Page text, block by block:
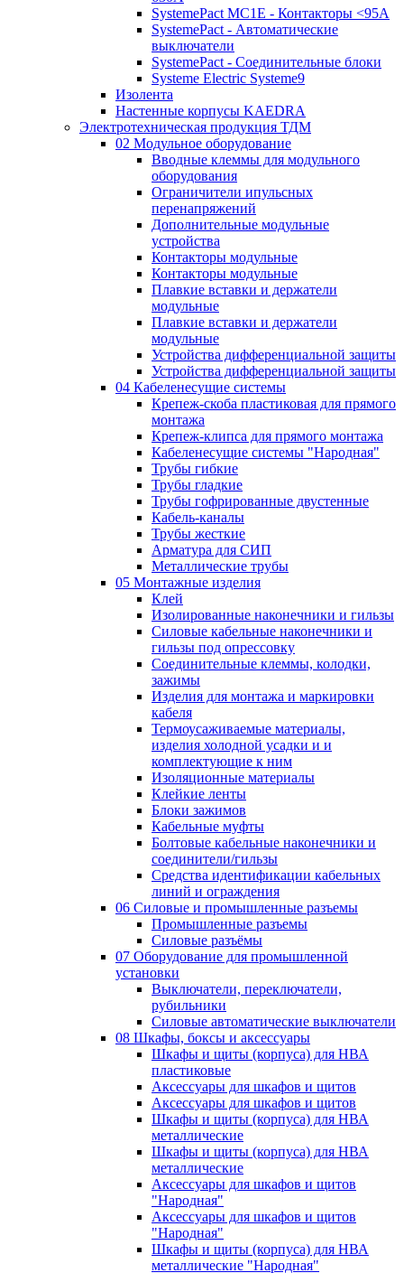
SystemePact MC1E - Контакторы <95A
SystemePact - Автоматические
выключатели
SystemePact - Соединительные блоки
Systeme Electric Systeme9
Изолента
Настенные корпусы KAEDRA
Электротехническая продукция ТДМ
02 Модульное оборудование
Вводные клеммы для модульного
оборудования
Ограничители ипульсных
перенапряжений
Дополнительные модульные
устройства
Контакторы модульные
Контакторы модульные
Плавкие вставки и держатели
модульные
Плавкие вставки и держатели
модульные
Устройства дифференциальной защиты
Устройства дифференциальной защиты
04 Кабеленесущие системы
Крепеж-скоба пластиковая для прямого
монтажа
Крепеж-клипса для прямого монтажа
Кабеленесущие системы "Народная"
Трубы гибкие
Трубы гладкие
Трубы гофрированные двустенные
Кабель-каналы
Трубы жесткие
Арматура для СИП
Металлические трубы
05 Монтажные изделия
Клей
Изолированные наконечники и гильзы
Силовые кабельные наконечники и
гильзы под опрессовку
Соединительные клеммы, колодки,
зажимы
Изделия для монтажа и маркировки
кабеля
Термоусаживаемые материалы,
изделия холодной усадки и и
комплектующие к ним
Изоляционные материалы
Клейкие ленты
Блоки зажимов
Кабельные муфты
Болтовые кабельные наконечники и
соединители/гильзы
Средства идентификации кабельных
линий и ограждения
06 Силовые и промышленные разъемы
Промышленные разъемы
Силовые разъёмы
07 Оборудование для промышленной
установки
Выключатели, переключатели,
рубильники
Силовые автоматические выключатели
08 Шкафы, боксы и аксессуары
Шкафы и щиты (корпуса) для НВА
пластиковые
Аксессуары для шкафов и щитов
Аксессуары для шкафов и щитов
Шкафы и щиты (корпуса) для НВА
металлические
Шкафы и щиты (корпуса) для НВА
металлические
Аксессуары для шкафов и щитов
"Народная"
Аксессуары для шкафов и щитов
"Народная"
Шкафы и щиты (корпуса) для НВА
металлические "Народная"